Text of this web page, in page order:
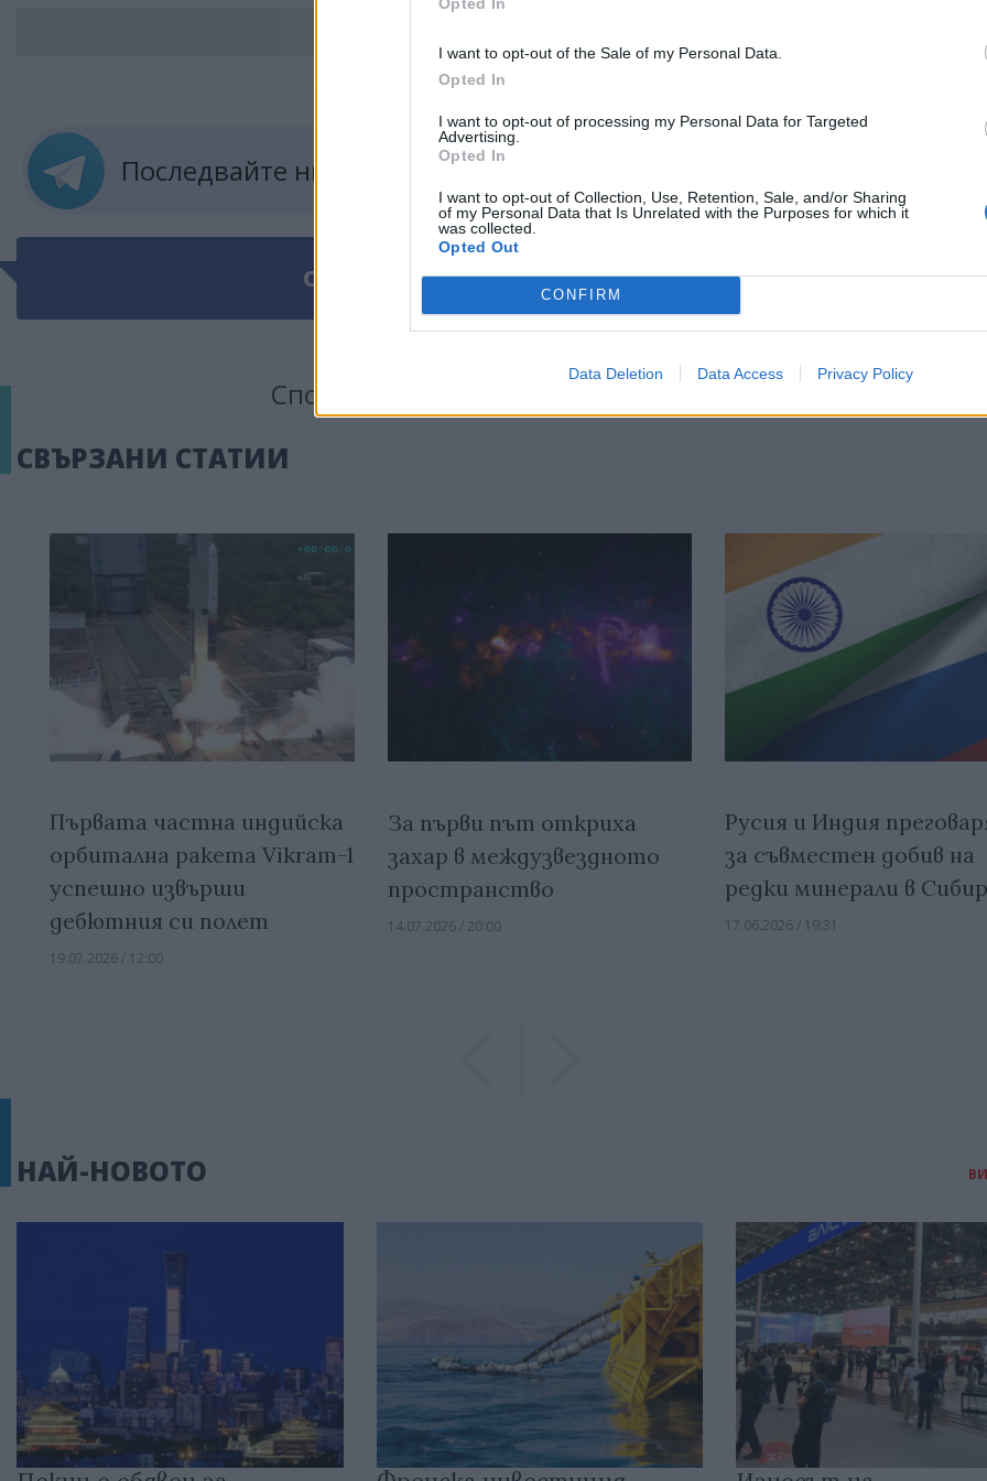
I want to opt-out of the Sale of my Personal Data.
Opted In
I want to opt-out of processing my Personal Data for Targeted
Advertising.
Opted In
I want to opt-out of Collection, Use, Retention, Sale, and/or Sharing
of my Personal Data that Is Unrelated with the Purposes for which it
was collected.
Opted Out
CONFIRM
Data Deletion Data Access Privacy Policy
Последвайте ни в ТЕЛЕГРАМ
ОЩЕ ПО ТЕМАТАВЪВ facebook
Сподели тази статия в:
СВЪРЗАНИ СТАТИИ
Първата частна индийска
орбитална ракета Vikram-1
успешно извърши
дебютния си полет
19.07.2026 / 12:00
За първи път откриха
захар в междузвездното
пространство
14.07.2026 / 20:00
Русия и Индия
за съвместен добив на
редки минерали в
17.06.2026 / 19:31
НАЙ-НОВОТО